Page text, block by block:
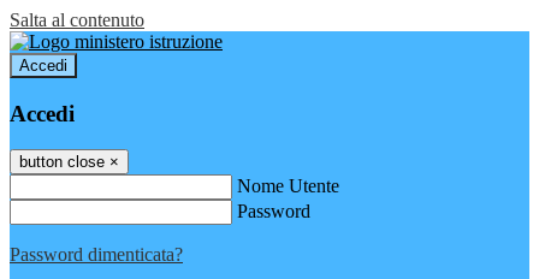
Salta al contenuto
Accedi
Accedi
button close ×
Nome Utente
Password
Password dimenticata?